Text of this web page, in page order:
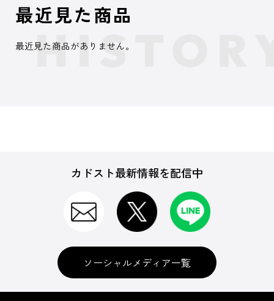
最近見た商品
最近見た商品がありません。
カドスト最新情報を配信中
ソーシャルメディア一覧